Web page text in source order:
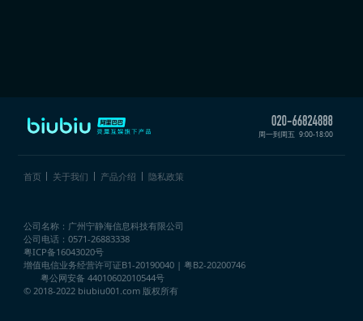
周一到周五 9:00-18:00
首页 关于我们 产品介绍 隐私政策
公司名称：广州宁静海信息科技有限公司
公司电话：0571-26883338
粤ICP备16043020号
增值电信业务经营许可证B1-20190040 | 粤B2-20200746
粤公网安备 44010602010544号
© 2018-2022 biubiu001.com 版权所有